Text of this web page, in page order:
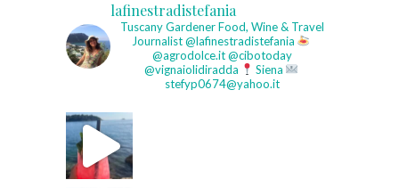
lafinestradistefania
Tuscany GardenerFood, Wine & Travel
Journalist@lafinestradistefania
@agrodolce.it @cibotoday
@vignaiolidiradda
Siena
stefyp0674@yahoo.it